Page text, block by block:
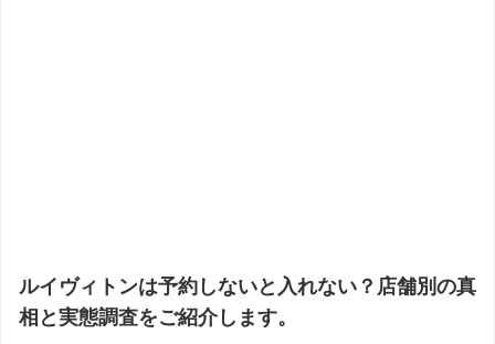
ルイヴィトンは予約しないと入れない？店舗別の真
相と実態調査をご紹介します。